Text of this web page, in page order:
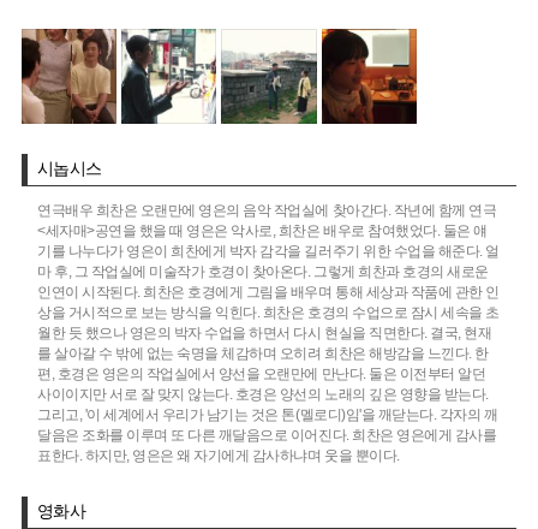
시놉시스
연극배우 희찬은 오랜만에 영은의 음악 작업실에 찾아간다. 작년에 함께 연극
<세자매>공연을 했을 때 영은은 악사로, 희찬은 배우로 참여했었다. 둘은 얘
기를 나누다가 영은이 희찬에게 박자 감각을 길러주기 위한 수업을 해준다. 얼
마 후, 그 작업실에 미술작가 호경이 찾아온다. 그렇게 희찬과 호경의 새로운
인연이 시작된다. 희찬은 호경에게 그림을 배우며 통해 세상과 작품에 관한 인
상을 거시적으로 보는 방식을 익힌다. 희찬은 호경의 수업으로 잠시 세속을 초
월한 듯 했으나 영은의 박자 수업을 하면서 다시 현실을 직면한다. 결국, 현재
를 살아갈 수 밖에 없는 숙명을 체감하며 오히려 희찬은 해방감을 느낀다. 한
편, 호경은 영은의 작업실에서 양선을 오랜만에 만난다. 둘은 이전부터 알던
사이이지만 서로 잘 맞지 않는다. 호경은 양선의 노래의 깊은 영향을 받는다.
그리고, '이 세계에서 우리가 남기는 것은 톤(멜로디)임'을 깨닫는다. 각자의 깨
달음은 조화를 이루며 또 다른 깨달음으로 이어진다. 희찬은 영은에게 감사를
표한다. 하지만, 영은은 왜 자기에게 감사하냐며 웃을 뿐이다.
영화사